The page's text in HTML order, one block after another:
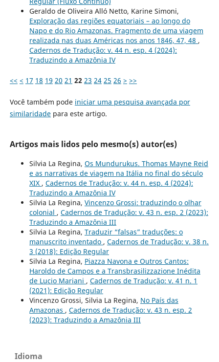
Geraldo de Oliveira Alló Netto, Karine Simoni,
Exploração das regiões equatoriais – ao longo do
Napo e do Rio Amazonas. Fragmento de uma viagem
realizada nas duas Américas nos anos 1846, 47, 48 ,
Cadernos de Tradução: v. 44 n. esp. 4 (2024):
Traduzindo a Amazônia IV
<< < 17 18 19 20 21 22 23 24 25 26 > >>
Você também pode iniciar uma pesquisa avançada por
similaridadepara este artigo.
Artigos mais lidos pelo mesmo(s) autor(es)
Silvia La Regina, Os Mundurukus. Thomas Mayne Reid
e as narrativas de viagem na Itália no final do século
XIX , Cadernos de Tradução: v. 44 n. esp. 4 (2024):
Traduzindo a Amazônia IV
Silvia La Regina, Vincenzo Grossi: traduzindo o olhar
colonial , Cadernos de Tradução: v. 43 n. esp. 2 (2023):
Traduzindo a Amazônia III
Silvia La Regina, Traduzir “falsas” traduções: o
manuscrito inventado , Cadernos de Tradução: v. 38 n.
3 (2018): Edição Regular
Silvia La Regina, Piazza Navona e Outros Cantos:
Haroldo de Campos e a Transbrasilizzazione Inédita
de Lucio Mariani , Cadernos de Tradução: v. 41 n. 1
(2021): Edição Regular
Vincenzo Grossi, Silvia La Regina, No País das
Amazonas , Cadernos de Tradução: v. 43 n. esp. 2
(2023): Traduzindo a Amazônia III
Idioma